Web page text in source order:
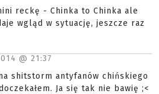
reckę - Chinka to Chinka ale
wgląd w sytuację, jeszcze raz
@ 21:37
shitstorm antyfanów chińskiego
Ja się tak nie bawię ;<